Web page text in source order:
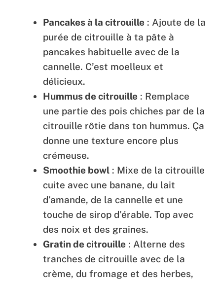
Pancakes à la citrouille : Ajoute de la
purée de citrouille à ta pâte à
pancakes habituelle avec de la
cannelle. C’est moelleux et
délicieux.
Hummus de citrouille : Remplace
une partie des pois chiches par de la
citrouille rôtie dans ton hummus. Ça
donne une texture encore plus
crémeuse.
Smoothie bowl : Mixe de la citrouille
cuite avec une banane, du lait
d’amande, de la cannelle et une
touche de sirop d’érable. Top avec
des noix et des graines.
Gratin de citrouille : Alterne des
tranches de citrouille avec de la
crème, du fromage et des herbes,